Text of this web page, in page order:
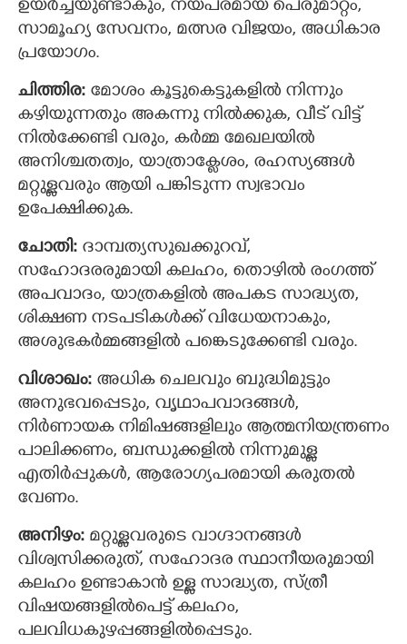
ഉയർച്ചയുണ്ടാകും, നയപരമായ പെരുമാറ്റം,
സാമൂഹ്യ സേവനം, മത്സര വിജയം, അധികാര
പ്രയോഗം.
ചിത്തിര: മോശം കൂട്ടുകെട്ടുകളില്‍ നിന്നും
കഴിയുന്നതും അകന്നു നില്‍ക്കുക, വീട് വിട്ട്
നില്‍ക്കേണ്ടി വരും, കര്‍മ്മ മേഖലയില്‍
അനിശ്ചതത്വം, യാത്രാക്ലേശം, രഹസ്യങ്ങള്‍
മറ്റുള്ളവരും ആയി പങ്കിടുന്ന സ്വഭാവം
ഉപേക്ഷിക്കുക.
ചോതി: ദാമ്പത്യസുഖക്കുറവ്,
സഹോദരരുമായി കലഹം, തൊഴില്‍ രംഗത്ത്
അപവാദം, ‍യാത്രകളിൽ അപകട സാദ്ധ്യത,
ശിക്ഷണ നടപടികള്‍ക്ക് വിധേയനാകും,
അശുഭകര്‍മ്മങ്ങളില്‍ പങ്കെടുക്കേണ്ടി വരും.
വിശാഖം: അധിക ചെലവും ബുദ്ധിമുട്ടും
അനുഭവപ്പെടും, വൃഥാപവാദങ്ങൾ,
നിര്‍ണായക നിമിഷങ്ങളിലും ആത്മനിയന്ത്രണം
പാലിക്കണം, ബന്ധുക്കളില്‍ നിന്നുമുള്ള
എതിര്‍പ്പുകള്‍, ആരോഗ്യപരമായി കരുതല്‍
വേണം.
അനിഴം:‍ മറ്റുള്ളവരുടെ വാഗ്ദാനങ്ങള്‍
വിശ്വസിക്കരുത്, സഹോദര സ്ഥാനീയരുമായി
കലഹം ഉണ്ടാകാന്‍ ഉള്ള സാദ്ധ്യത, സ്ത്രീ
വിഷയങ്ങളില്‍പെട്ട് കലഹം,
പലവിധകുഴപ്പങ്ങളില്‍പ്പെടും.